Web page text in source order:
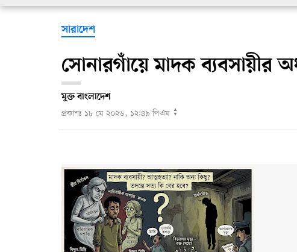
সারাদেশ
সোনারগাঁয়ে মাদক ব্যবসায়ীর
মুক্ত বাংলাদেশ
প্রকাশঃ ১৮ মে ২০২৬, ১২:৪৯ পিএম
▲
▼